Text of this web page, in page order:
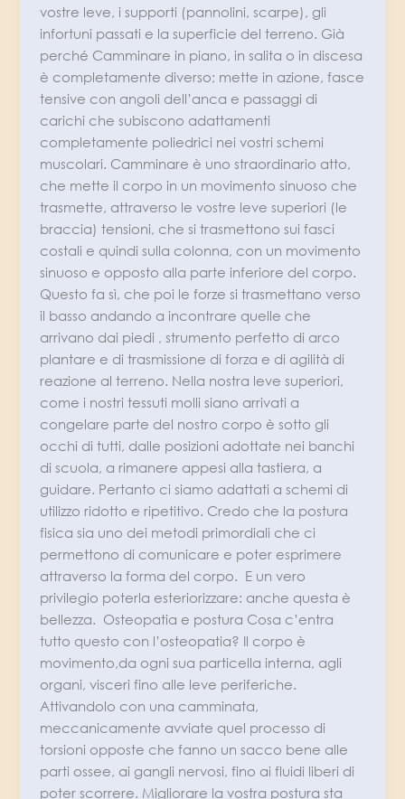
vostre leve, i supporti (pannolini, scarpe), gli
infortuni passati e la superficie del terreno. Già
perché Camminare in piano, in salita o in discesa
è completamente diverso; mette in azione, fasce
tensive con angoli dell’anca e passaggi di
carichi che subiscono adattamenti
completamente poliedrici nei vostri schemi
muscolari. Camminare è uno straordinario atto,
che mette il corpo in un movimento sinuoso che
trasmette, attraverso le vostre leve superiori (le
braccia) tensioni, che si trasmettono sui fasci
costali e quindi sulla colonna, con un movimento
sinuoso e opposto alla parte inferiore del corpo.
Questo fa sì, che poi le forze si trasmettano verso
il basso andando a incontrare quelle che
arrivano dai piedi , strumento perfetto di arco
plantare e di trasmissione di forza e di agilità di
reazione al terreno. Nella nostra leve superiori,
come i nostri tessuti molli siano arrivati a
congelare parte del nostro corpo è sotto gli
occhi di tutti, dalle posizioni adottate nei banchi
di scuola, a rimanere appesi alla tastiera, a
guidare. Pertanto ci siamo adattati a schemi di
utilizzo ridotto e ripetitivo. Credo che la postura
fisica sia uno dei metodi primordiali che ci
permettono di comunicare e poter esprimere
attraverso la forma del corpo. E un vero
privilegio poterla esteriorizzare: anche questa è
bellezza. Osteopatia e postura Cosa c’entra
tutto questo con l’osteopatia? Il corpo è
movimento,da ogni sua particella interna, agli
organi, visceri fino alle leve periferiche.
Attivandolo con una camminata,
meccanicamente avviate quel processo di
torsioni opposte che fanno un sacco bene alle
parti ossee, ai gangli nervosi, fino ai fluidi liberi di
poter scorrere. Migliorare la vostra postura sta